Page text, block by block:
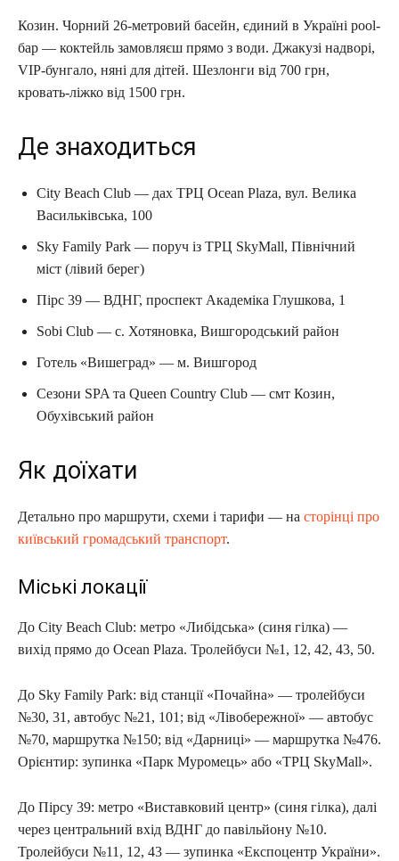
Козин. Чорний 26-метровий басейн, єдиний в Україні pool-
бар — коктейль замовляєш прямо з води. Джакузі надворі,
VIP-бунгало, няні для дітей. Шезлонги від 700 грн,
кровать-ліжко від 1500 грн.
Де знаходиться
City Beach Club — дах ТРЦ Ocean Plaza, вул. Велика
Васильківська, 100
Sky Family Park — поруч із ТРЦ SkyMall, Північний
міст (лівий берег)
Пірс 39 — ВДНГ, проспект Академіка Глушкова, 1
Sobi Club — с. Хотяновка, Вишгородський район
Готель «Вишеград» — м. Вишгород
Сезони SPA та Queen Country Club — смт Козин,
Обухівський район
Як доїхати
Детально про маршрути, схеми і тарифи — на сторінці про
київський громадський транспорт.
Міські локації
До City Beach Club: метро «Либідська» (синя гілка) —
вихід прямо до Ocean Plaza. Тролейбуси №1, 12, 42, 43, 50.
До Sky Family Park: від станції «Почайна» — тролейбуси
№30, 31, автобус №21, 101; від «Лівобережної» — автобус
№70, маршрутка №150; від «Дарниці» — маршрутка №476.
Орієнтир: зупинка «Парк Муромець» або «ТРЦ SkyMall».
До Пірсу 39: метро «Виставковий центр» (синя гілка), далі
через центральний вхід ВДНГ до павільйону №10.
Тролейбуси №11, 12, 43 — зупинка «Експоцентр України».